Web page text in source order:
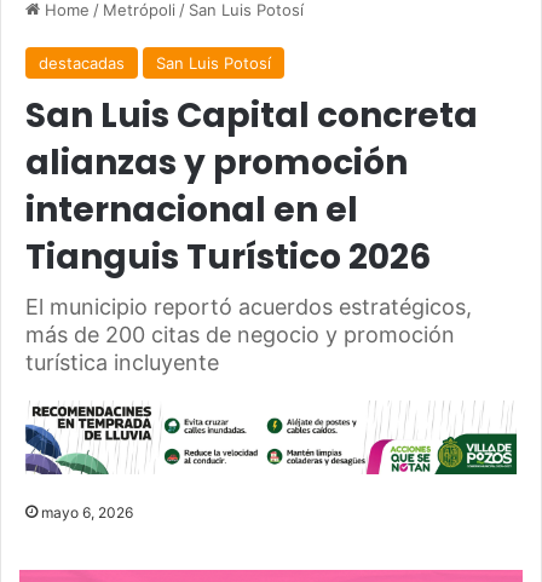
Home / Metrópoli / San Luis Potosí
destacadas San Luis Potosí
San Luis Capital concreta
alianzas y promoción
internacional en el
Tianguis Turístico 2026
El municipio reportó acuerdos estratégicos,
más de 200 citas de negocio y promoción
turística incluyente
mayo 6, 2026